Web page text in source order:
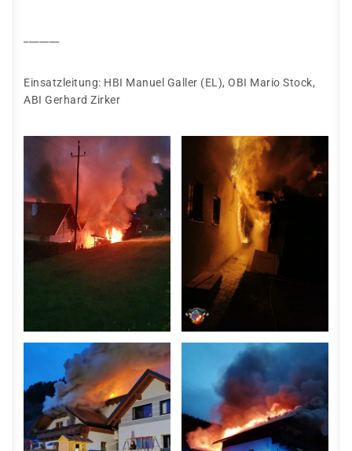
Einsatzleitung: HBI Manuel Galler (EL), OBI Mario Stock,
ABI Gerhard Zirker